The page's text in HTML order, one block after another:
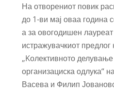
На отворениот повик
до 1-ви мај оваа година
а за овогодишен
истражувачкиот предлог
„Kолективното
организациска одлука“
Васева и Филип